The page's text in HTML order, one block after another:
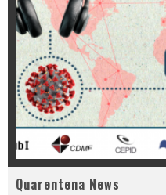
Quarentena News